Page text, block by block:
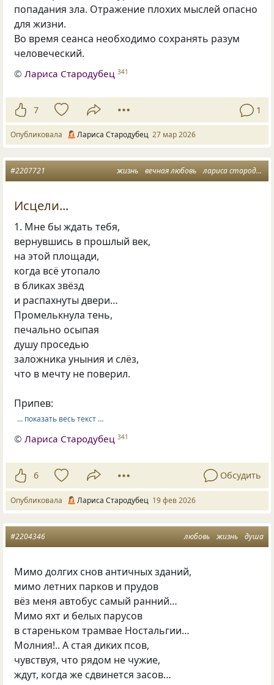
попадания зла. Отражение плохих мыслей опасно
для жизни.
Во время сеанса необходимо сохранять разум
человеческий.
©Лариса Стародубец 341
7 1
Опубликовала Лариса Стародубец 27 мар 2026
жизнь вечная любовь лариса стародубец
#2207721
Исцели...
1. Мне бы ждать тебя,
вернувшись в прошлый век,
на этой площади,
когда всё утопало
в бликах звёзд
и распахнуты двери…
Промелькнула тень,
печально осыпая
душу проседью
заложника уныния и слёз,
что в мечту не поверил.
Припев:
… показать весь текст …
©Лариса Стародубец 341
6 Обсудить
Опубликовала Лариса Стародубец 19 фев 2026
любовь жизнь душа
#2204346
Мимо долгих снов античных зданий,
мимо летних парков и прудов
вёз меня автобус самый ранний…
Мимо яхт и белых парусов
в стареньком трамвае Ностальгии…
Молния!.. А стая диких псов,
чувствуя, что рядом не чужие,
ждут, когда же сдвинется засов…